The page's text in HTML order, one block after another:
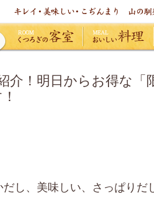
室
介！明日からお得な「
だし、美味しい、さっぱりだ